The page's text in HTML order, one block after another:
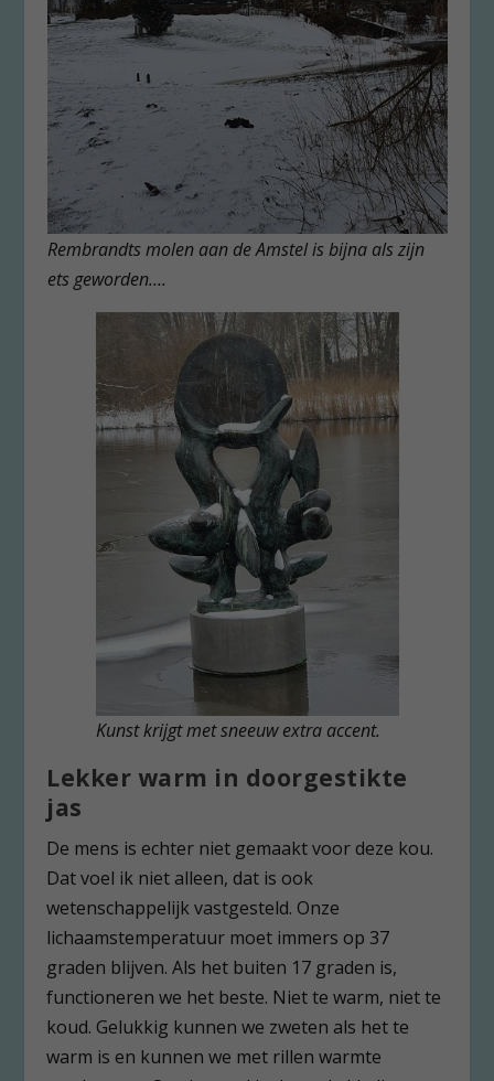
Rembrandts molen aan de Amstel is bijna als zijn
ets geworden….
Kunst krijgt met sneeuw extra accent.
Lekker warm in doorgestikte
jas
De mens is echter niet gemaakt voor deze kou.
Dat voel ik niet alleen, dat is ook
wetenschappelijk vastgesteld. Onze
lichaamstemperatuur moet immers op 37
graden blijven. Als het buiten 17 graden is,
functioneren we het beste. Niet te warm, niet te
koud. Gelukkig kunnen we zweten als het te
warm is en kunnen we met rillen warmte